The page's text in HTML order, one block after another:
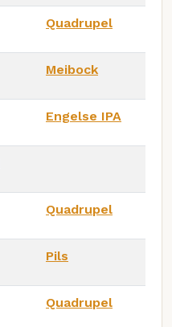
Quadrupel
Meibock
Engelse IPA
Quadrupel
Pils
Quadrupel